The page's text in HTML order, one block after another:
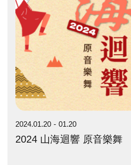
2024.01.20 01.20
2024 山海迴響 原音樂舞